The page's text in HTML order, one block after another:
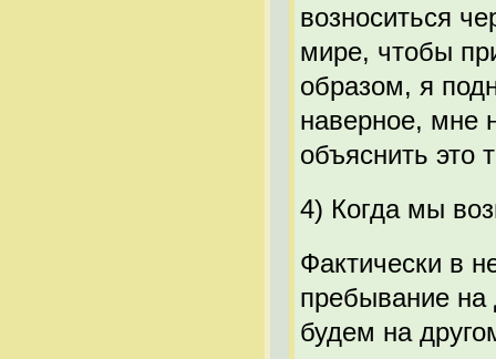
возноситься
мире, чтобы
образом, я
наверное, мне
объяснить это
4) Когда мы
Фактически в
пребывание на
будем на